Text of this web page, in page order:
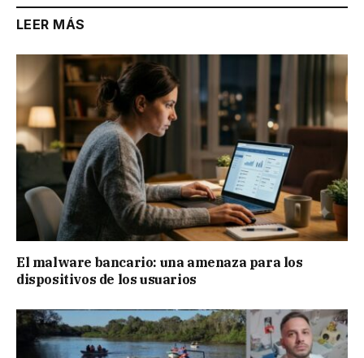
LEER MÁS
El malware bancario: una amenaza para los
dispositivos de los usuarios